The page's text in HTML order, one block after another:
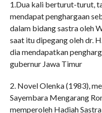
1.Dua kali berturut-turut,
mendapat penghargaan
dalam bidang sastra oleh
saat itu dipegang oleh dr.
dia mendapatkan
gubernur Jawa Timur
2. Novel Olenka (1983),
Sayembara Mengarang
memperoleh Hadiah